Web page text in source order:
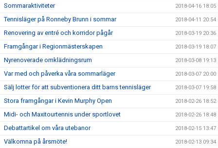
Sommaraktiviteter 2018-04-16 18:05
Tennisläger på Ronneby Brunn i sommar 2018-04-11 20:54
Renovering av entré och korridor pågår 2018-03-19 20:36
Framgångar i Regionmästerskapen 2018-03-19 18:07
Nyrenoverade omklädningsrum 2018-03-08 19:13
Var med och påverka våra sommarläger 2018-03-07 20:00
Sälj lotter för att subventionera ditt barns tennisläger 2018-03-07 19:58
Stora framgångar i Kevin Murphy Open 2018-02-26 18:52
Midi- och Maxitourtennis under sportlovet 2018-02-26 18:48
Debattartikel om våra utebanor 2018-02-15 13:47
Välkomna på årsmöte! 2018-02-13 09:34